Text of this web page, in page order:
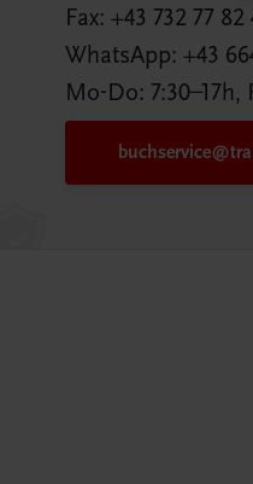
Fax: +43 732 77 82
WhatsApp: +43
Mo-Do: 7:30–17h,